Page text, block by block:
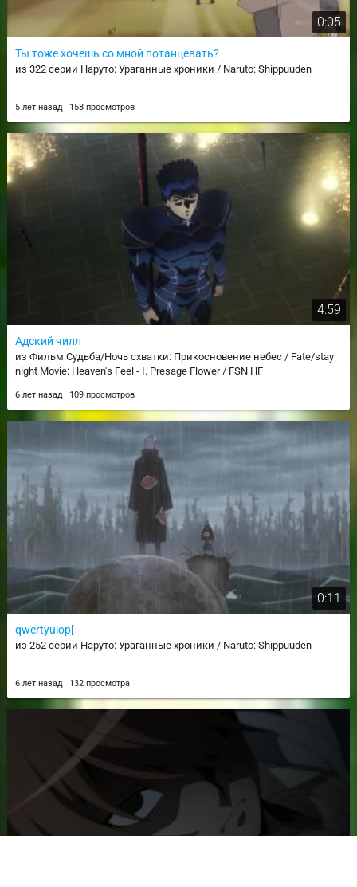
0:05
Ты тоже хочешь со мной потанцевать?
из 322 серии Наруто: Ураганные хроники / Naruto: Shippuuden
5 лет назад 158 просмотров
4:59
Адский чилл
из Фильм Судьба/Ночь схватки: Прикосновение небес / Fate/stay
night Movie: Heaven's Feel - I. Presage Flower / FSN HF
6 лет назад 109 просмотров
0:11
qwertyuiop[
из 252 серии Наруто: Ураганные хроники / Naruto: Shippuuden
6 лет назад 132 просмотра